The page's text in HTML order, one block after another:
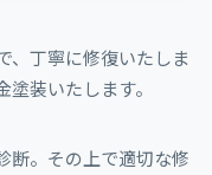
、丁寧に修復いたしま
装いたします。
断。その上で適切な修